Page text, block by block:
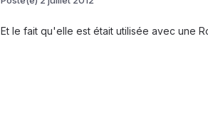
Et le fait qu'elle est était utilisée avec une